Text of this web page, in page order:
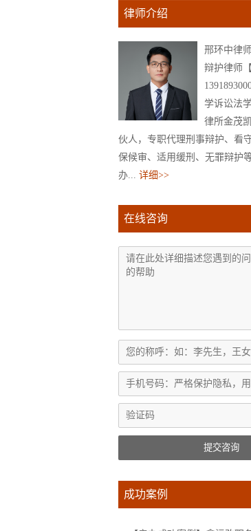
律师介绍
邢环中律
辩护律师
学诉讼法
律所金茂
伙人，专职代理刑事辩护、看
保候审、适用缓刑、无罪辩护
办... 详细>>
在线咨询
提交咨询
成功案例